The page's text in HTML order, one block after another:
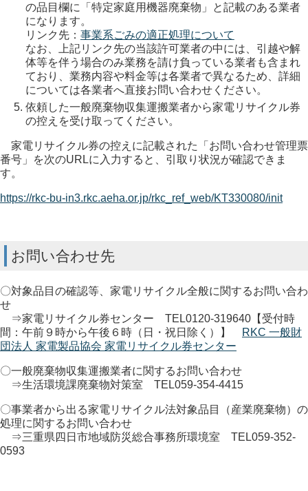
の品目欄に「特定家庭用機器廃棄物」と記載のある業者
になります。
リンク先： 事業系ごみの適正処理について
なお、上記リンク先の当該許可業者の中には、引越や解
体等を伴う場合のみ業務を請け負っている業者も含まれ
ており、業務内容や料金等は各業者で異なるため、詳細
については各業者へ直接お問い合わせください。
依頼した一般廃棄物収集運搬業者から家電リサイクル券
の控えを受け取ってください。
家電リサイクル券の控えに記載された「お問い合わせ管理票
番号」を次のURLに入力すると、引取り状況が確認できま
す。
https://rkc-bu-in3.rkc.aeha.or.jp/rkc_ref_web/KT330080/init
お問い合わせ先
〇対象品目の確認等、家電リサイクル全般に関するお問い合わ
せ
⇒家電リサイクル券センター TEL0120-319640【受付時
間：午前９時から午後６時（日・祝日除く）】
RKC 一般財
団法人 家電製品協会 家電リサイクル券センター
〇一般廃棄物収集運搬業者に関するお問い合わせ
⇒生活環境課廃棄物対策室 TEL059-354-4415
〇事業者から出る家電リサイクル法対象品目（産業廃棄物）の
処理に関するお問い合わせ
⇒三重県四日市地域防災総合事務所環境室 TEL059-352-
0593